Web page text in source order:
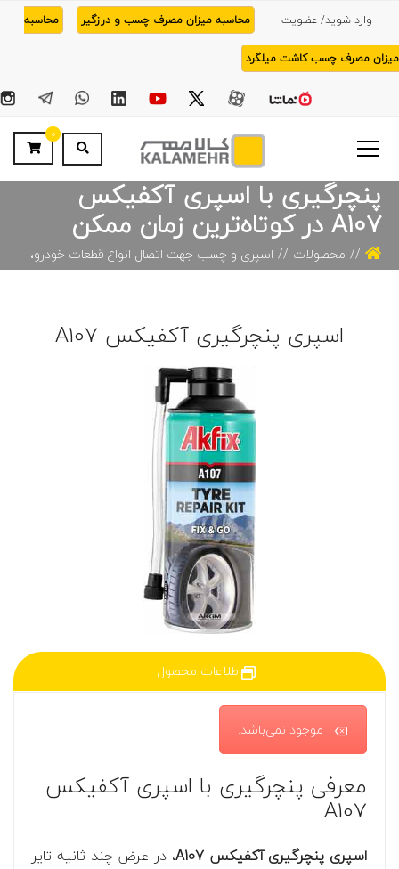
وارد شوید/ عضویت محاسبه میزان مصرف چسب و درزگیر محاسبه
میزان مصرف چسب کاشت میلگرد
0
پنچرگیری با اسپری آکفیکس
A107 در کوتاه‌ترین زمان ممکن
محصولات
اسپری و چسب‌ جهت اتصال انواع قطعات خودرو،
اسپری پنچرگیری آکفیکس A107
اطلاعات محصول
موجود نمی‌باشد.
معرفی پنچرگیری با اسپری آکفیکس
A107
اسپری پنچرگیری آکفیکس A107
، در عرض چند ثانیه تایر